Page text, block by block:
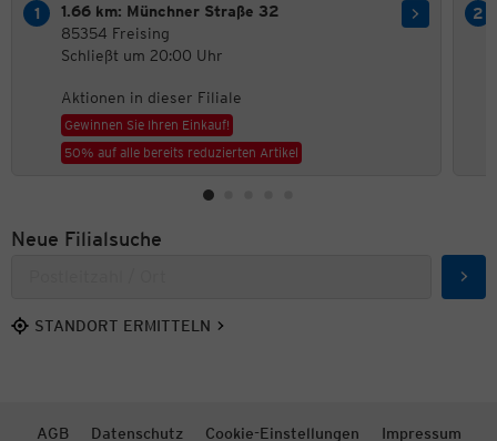
1.66 km: Münchner Straße 32
85354 Freising
Schließt um 20:00 Uhr
Aktionen in dieser Filiale
Gewinnen Sie Ihren Einkauf!
50% auf alle bereits reduzierten Artikel
Neue Filialsuche
STANDORT ERMITTELN
AGB Datenschutz Cookie-Einstellungen Impressum